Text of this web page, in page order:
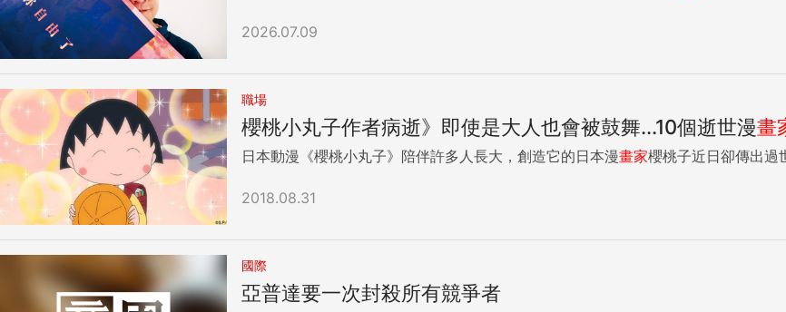
2026.07.09
職場
櫻桃小丸子作者病逝》即使是大人也會被鼓舞...10個逝世漫畫
日本動漫《櫻桃小丸子》陪伴許多人長大，創造它的日本漫畫家櫻桃子近日卻傳出過
2018.08.31
國際
亞普達要一次封殺所有競爭者